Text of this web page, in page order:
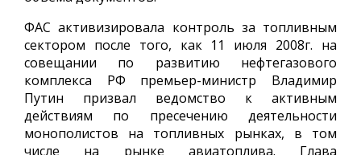
ФАС активизировала контроль за топливным
сектором после того, как 11 июля 2008г. на
совещании по развитию нефтегазового
комплекса РФ премьер-министр Владимир
Путин призвал ведомство к активным
действиям по пресечению деятельности
монополистов на топливных рынках, в том
числе на рынке авиатоплива. Глава